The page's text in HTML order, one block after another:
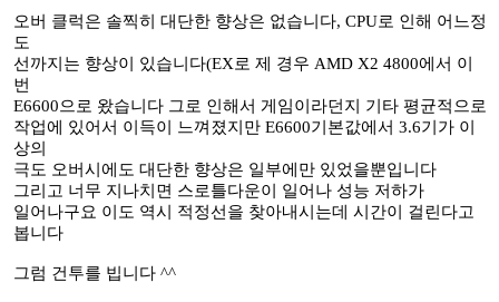
오버 클럭은 솔찍히 대단한 향상은 없습니다, CPU로 인해 어느정
도
선까지는 향상이 있습니다(EX로 제 경우 AMD X2 4800에서 이
번
E6600으로 왔습니다 그로 인해서 게임이라던지 기타 평균적으로
작업에 있어서 이득이 느껴졌지만 E6600기본값에서 3.6기가 이
상의
극도 오버시에도 대단한 향상은 일부에만 있었을뿐입니다
그리고 너무 지나치면 스로틀다운이 일어나 성능 저하가
일어나구요 이도 역시 적정선을 찾아내시는데 시간이 걸린다고
봅니다
그럼 건투를 빕니다 ^^